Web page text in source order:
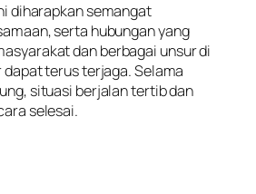
diharapkan semangat
serta hubungan yang
dan berbagai unsur di
terus terjaga. Selama
situasi berjalan tertib dan
selesai.